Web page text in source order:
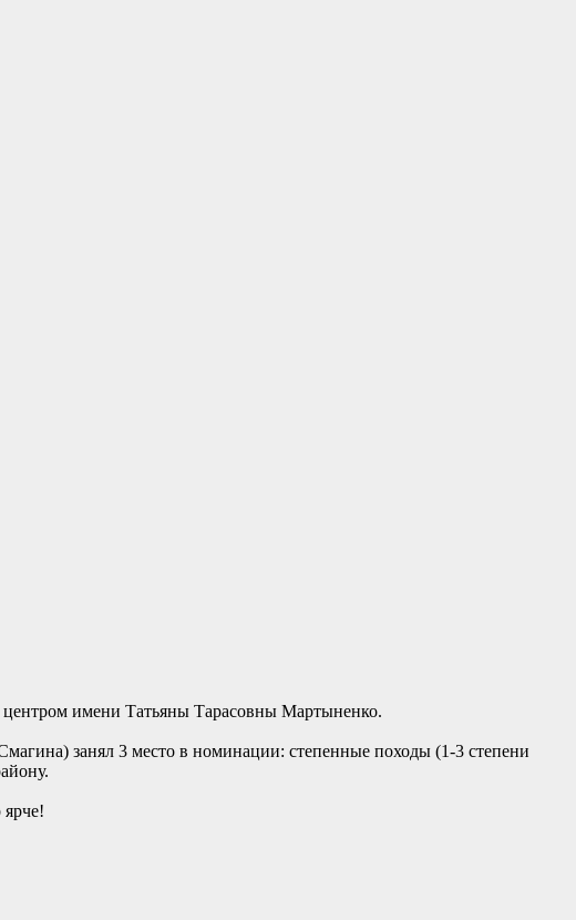
имени Татьяны Тарасовны Мартыненко.
занял 3 место в номинации: степенные походы (1-3 степени